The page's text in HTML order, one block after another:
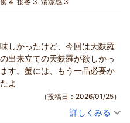
（返信日：2026/02/24）
人あたり/税込)
いただきまして誠にありが
いつもご愛顧いただきまして
吉次塩焼きはサイズが大きく
しているつもりです。今後
（返信日：2026/02/01）
しかったけど、今回は天麩羅
出来立ての天麩羅が欲しかっ
す。蟹には、もう一品必要か
よ
（投稿日：2026/01/25）
詳しくみる